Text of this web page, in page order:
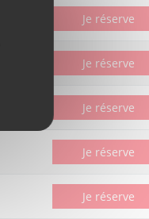
Je réserve
Je réserve
Je réserve
Je réserve
Je réserve